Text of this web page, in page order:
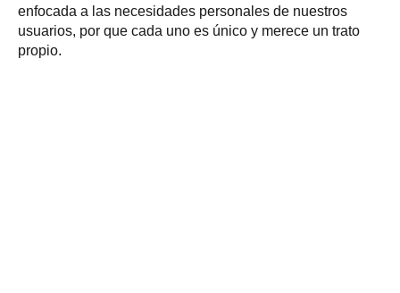
enfocada a las necesidades personales de nuestros
usuarios, por que cada uno es único y merece un trato
propio.